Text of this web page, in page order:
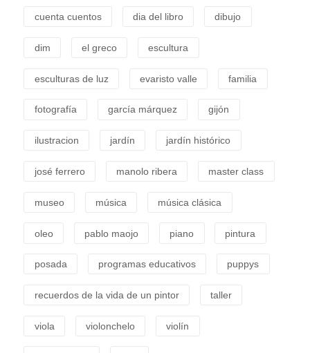
cuenta cuentos dia del libro dibujo
dim el greco escultura
esculturas de luz evaristo valle familia
fotografía garcía márquez gijón
ilustracion jardín jardín histórico
josé ferrero manolo ribera master class
museo música música clásica
oleo pablo maojo piano pintura
posada programas educativos puppys
recuerdos de la vida de un pintor taller
viola violonchelo violín